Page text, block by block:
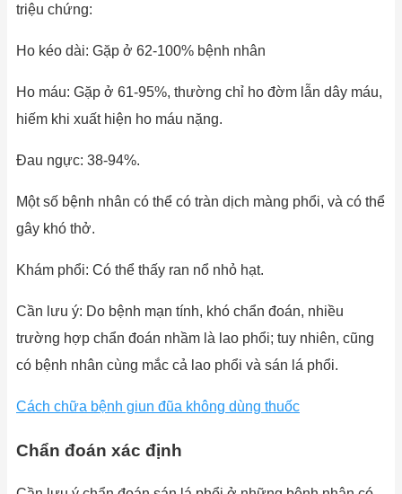
triệu chứng:
Ho kéo dài: Gặp ở 62-100% bệnh nhân
Ho máu: Gặp ở 61-95%, thường chỉ ho đờm lẫn dây máu,
hiếm khi xuất hiện ho máu nặng.
Đau ngực: 38-94%.
Một số bệnh nhân có thể có tràn dịch màng phổi, và có thể
gây khó thở.
Khám phổi: Có thể thấy ran nổ nhỏ hạt.
Cần lưu ý: Do bệnh mạn tính, khó chẩn đoán, nhiều
trường hợp chẩn đoán nhầm là lao phổi; tuy nhiên, cũng
có bệnh nhân cùng mắc cả lao phổi và sán lá phổi.
Cách chữa bệnh giun đũa không dùng thuốc
Chẩn đoán xác định